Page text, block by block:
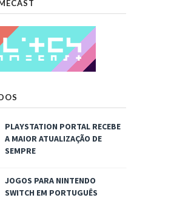
PLAYSTATION PORTAL RECEBE
A MAIOR ATUALIZAÇÃO DE
SEMPRE
JOGOS PARA NINTENDO
SWITCH EM PORTUGUÊS